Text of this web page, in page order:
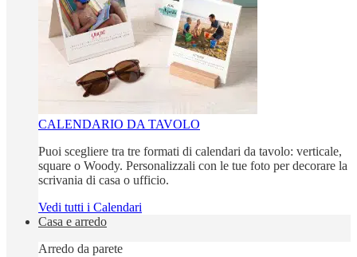
CALENDARIO DA TAVOLO
Puoi scegliere tra tre formati di calendari da tavolo: verticale,
square o Woody. Personalizzali con le tue foto per decorare la
scrivania di casa o ufficio.
Vedi tutti i Calendari
Casa e arredo
Arredo da parete